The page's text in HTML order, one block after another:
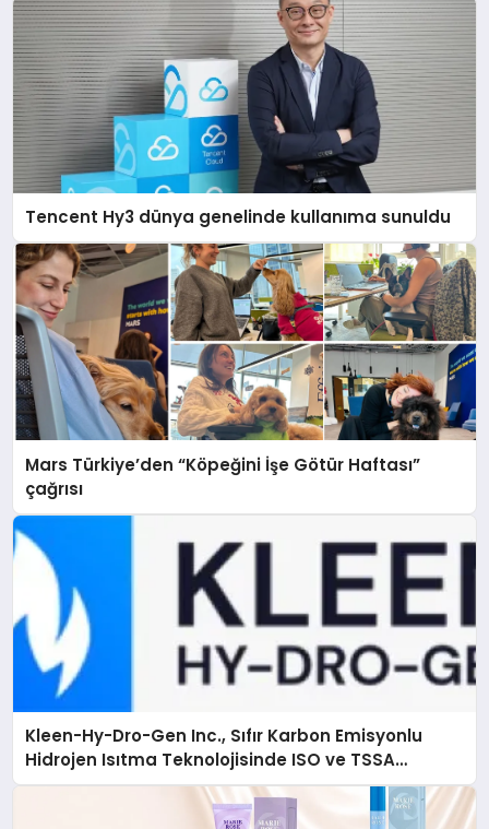
Tencent Hy3 dünya genelinde kullanıma sunuldu
Mars Türkiye’den “Köpeğini İşe Götür Haftası”
çağrısı
Kleen-Hy-Dro-Gen Inc., Sıfır Karbon Emisyonlu
Hidrojen Isıtma Teknolojisinde ISO ve TSSA
Düzenleyici Onaylarını Aldı